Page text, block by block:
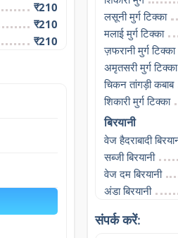
₹210
₹210
₹210
लसूनी मुर्ग टिक्का
मलाई मुर्ग टिक्का
ज़फरानी मुर्ग टिक्का
अमृतसरी मुर्ग टिक्का
चिकन तांगड़ी कबाब
शिकारी मुर्ग टिक्का
बिरयानी
वेज हैदराबादी
सब्जी बिरयानी
वेज दम बिरयानी
अंडा बिरयानी
संपर्क करें: